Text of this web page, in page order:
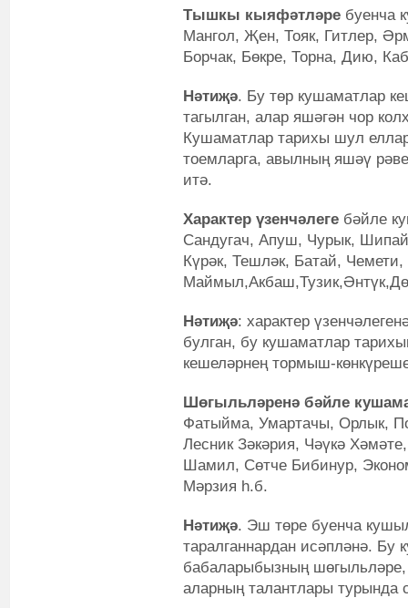
Тышкы кыяфәтләре буенча
Мангол, Җен, Тояк, Гитлер,
Борчак, Бөкре, Торна, Дию,
Нәтиҗә. Бу төр кушаматлар
тагылган, алар яшәгән чор
Кушаматлар тарихы шул
тоемларга, авылның яшәү
итә.
Характер үзенчәлеге бәйле
Сандугач, Апуш, Чурык,
Күрәк, Тешләк, Батай,
Нәтиҗә: характер
булган, бу кушаматлар
кешеләрнең тормыш-
Шөгыльләренә бәйле
Фатыйма, Умартачы, Орлык,
Лесник Зәкәрия, Чәүкә
Шамил, Сөтче Бибинур,
Мәрзия һ.б.
Нәтиҗә. Эш төре буенча
таралганнардан исәпләнә.
бабаларыбызның
аларның талантлары турында